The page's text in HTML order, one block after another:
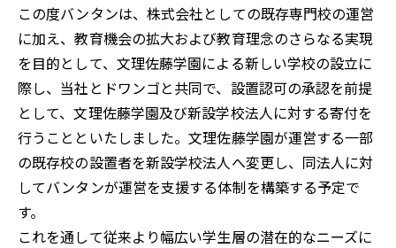
この度バンタンは、株式会社としての既存専門校の運営
に加え、教育機会の拡大および教育理念のさらなる実現
を目的として、文理佐藤学園による新しい学校の設立に
際し、当社とドワンゴと共同で、設置認可の承認を前提
として、文理佐藤学園及び新設学校法人に対する寄付を
行うことといたしました。文理佐藤学園が運営する一部
の既存校の設置者を新設学校法人へ変更し、同法人に対
してバンタンが運営を支援する体制を構築する予定で
す。
これを通して従来より幅広い学生層の潜在的なニーズに